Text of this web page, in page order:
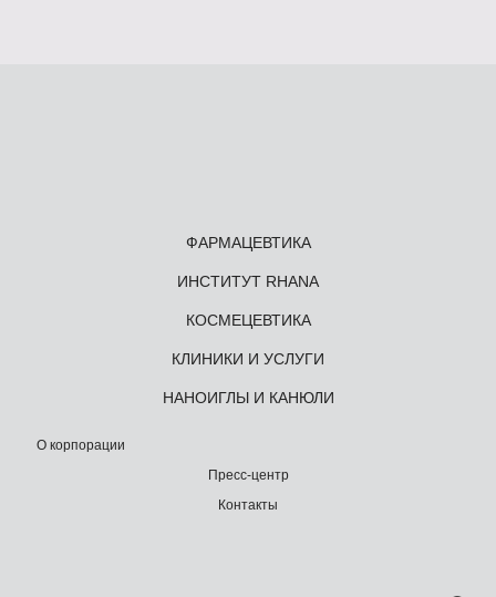
ФАРМАЦЕВТИКА
ИНСТИТУТ RHANA
КОСМЕЦЕВТИКА
КЛИНИКИ И УСЛУГИ
НАНОИГЛЫ И КАНЮЛИ
О корпорации
Пресс-центр
Контакты